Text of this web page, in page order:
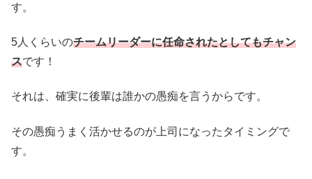
す。
5人くらいのチームリーダーに任命されたとしてもチャン
スです！
それは、確実に後輩は誰かの愚痴を言うからです。
その愚痴うまく活かせるのが上司になったタイミングで
す。